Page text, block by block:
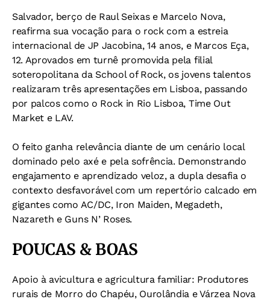
Salvador, berço de Raul Seixas e Marcelo Nova,
reafirma sua vocação para o rock com a estreia
internacional de JP Jacobina, 14 anos, e Marcos Eça,
12. Aprovados em turnê promovida pela filial
soteropolitana da School of Rock, os jovens talentos
realizaram três apresentações em Lisboa, passando
por palcos como o Rock in Rio Lisboa, Time Out
Market e LAV.
O feito ganha relevância diante de um cenário local
dominado pelo axé e pela sofrência. Demonstrando
engajamento e aprendizado veloz, a dupla desafia o
contexto desfavorável com um repertório calcado em
gigantes como AC/DC, Iron Maiden, Megadeth,
Nazareth e Guns N’ Roses.
POUCAS & BOAS
Apoio à avicultura e agricultura familiar: Produtores
rurais de Morro do Chapéu, Ourolândia e Várzea Nova